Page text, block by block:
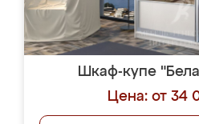
Шкаф-купе
Цена: от 34